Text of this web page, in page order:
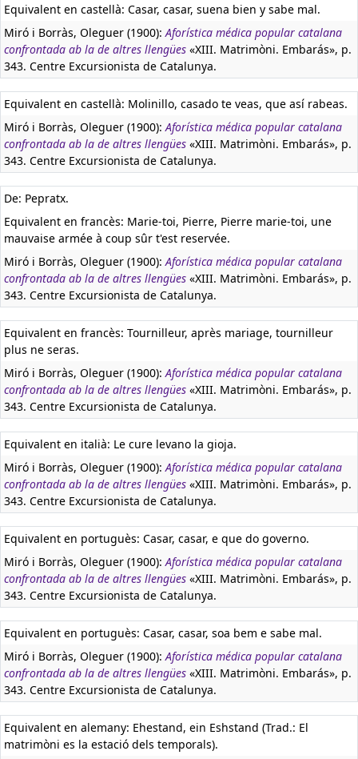
Equivalent en castellà: Casar, casar, suena bien y sabe mal.
Miró i Borràs, Oleguer (1900):Aforística médica popular catalana
confrontada ab la de altres llengües «XIII. Matrimòni. Embarás», p.
343. Centre Excursionista de Catalunya.
Equivalent en castellà: Molinillo, casado te veas, que así rabeas.
Miró i Borràs, Oleguer (1900):Aforística médica popular catalana
confrontada ab la de altres llengües «XIII. Matrimòni. Embarás», p.
343. Centre Excursionista de Catalunya.
De: Pepratx.
Equivalent en francès: Marie-toi, Pierre, Pierre marie-toi, une
mauvaise armée à coup sûr t'est reservée.
Miró i Borràs, Oleguer (1900):Aforística médica popular catalana
confrontada ab la de altres llengües «XIII. Matrimòni. Embarás», p.
343. Centre Excursionista de Catalunya.
Equivalent en francès: Tournilleur, après mariage, tournilleur
plus ne seras.
Miró i Borràs, Oleguer (1900):Aforística médica popular catalana
confrontada ab la de altres llengües «XIII. Matrimòni. Embarás», p.
343. Centre Excursionista de Catalunya.
Equivalent en italià: Le cure levano la gioja.
Miró i Borràs, Oleguer (1900):Aforística médica popular catalana
confrontada ab la de altres llengües «XIII. Matrimòni. Embarás», p.
343. Centre Excursionista de Catalunya.
Equivalent en portuguès: Casar, casar, e que do governo.
Miró i Borràs, Oleguer (1900):Aforística médica popular catalana
confrontada ab la de altres llengües «XIII. Matrimòni. Embarás», p.
343. Centre Excursionista de Catalunya.
Equivalent en portuguès: Casar, casar, soa bem e sabe mal.
Miró i Borràs, Oleguer (1900):Aforística médica popular catalana
confrontada ab la de altres llengües «XIII. Matrimòni. Embarás», p.
343. Centre Excursionista de Catalunya.
Equivalent en alemany: Ehestand, ein Eshstand (Trad.: El
matrimòni es la estació dels temporals).